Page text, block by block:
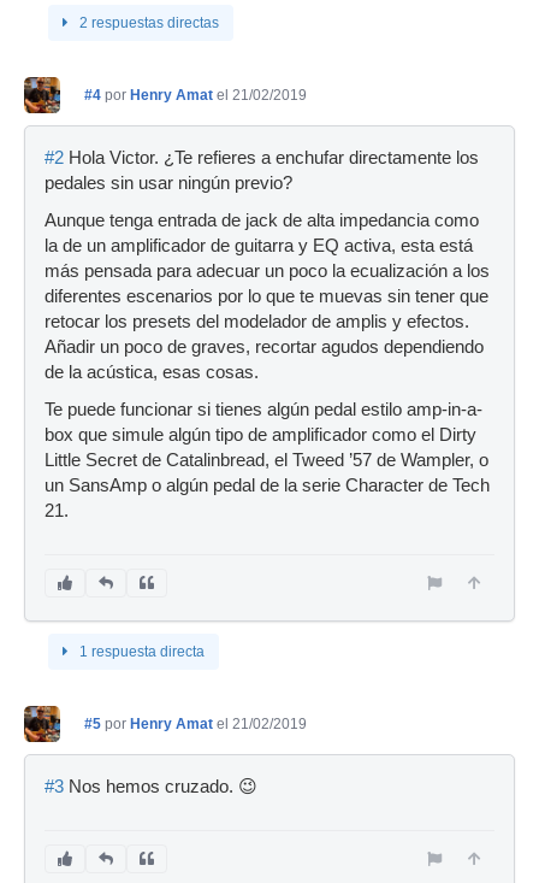
2 respuestas directas
#4 por Henry Amat el 21/02/2019
#2 Hola Victor. ¿Te refieres a enchufar directamente los
pedales sin usar ningún previo?
Aunque tenga entrada de jack de alta impedancia como
la de un amplificador de guitarra y EQ activa, esta está
más pensada para adecuar un poco la ecualización a los
diferentes escenarios por lo que te muevas sin tener que
retocar los presets del modelador de amplis y efectos.
Añadir un poco de graves, recortar agudos dependiendo
de la acústica, esas cosas.
Te puede funcionar si tienes algún pedal estilo amp-in-a-
box que simule algún tipo de amplificador como el Dirty
Little Secret de Catalinbread, el Tweed ’57 de Wampler, o
un SansAmp o algún pedal de la serie Character de Tech
21.
1 respuesta directa
#5 por Henry Amat el 21/02/2019
#3 Nos hemos cruzado. 😉